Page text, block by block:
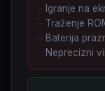
Igranje na
Traženje
Baterija
Neprecizni